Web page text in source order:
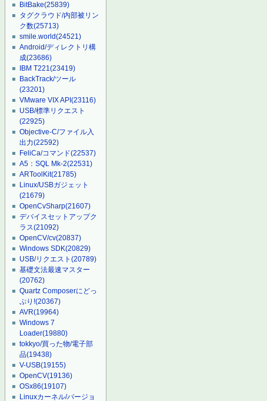
BitBake(25839)
タグクラウド/内部被リン
ク数(25713)
smile.world(24521)
Android/ディレクトリ構
成(23686)
IBM T221(23419)
BackTrack/ツール
(23201)
VMware VIX API(23116)
USB/標準リクエスト
(22925)
Objective-C/ファイル入
出力(22592)
FeliCa/コマンド(22537)
A5：SQL Mk-2(22531)
ARToolKit(21785)
Linux/USBガジェット
(21679)
OpenCvSharp(21607)
デバイスセットアップク
ラス(21092)
OpenCV/cv(20837)
Windows SDK(20829)
USB/リクエスト(20789)
基礎文法最速マスター
(20762)
Quartz Composerにどっ
ぷり!(20367)
AVR(19964)
Windows 7
Loader(19880)
tokkyo/買った物/電子部
品(19438)
V-USB(19155)
OpenCV(19136)
OSx86(19107)
Linuxカーネル/バージョ